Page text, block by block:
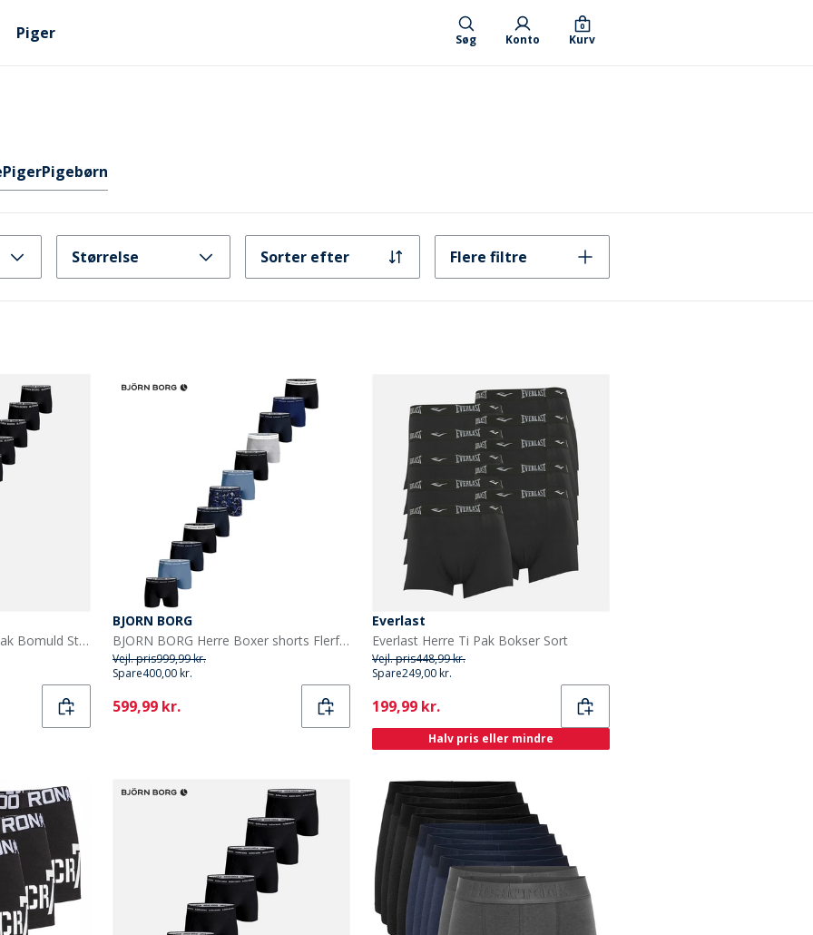
Piger Søg Konto Kurv
0
PigerPigebørn
Størrelse Sorter efter Flere filtre
BJORN BORG Herre 12-pak Bomuld Stretch Boxers Multipack 1
BJORN BORG
BJORN BORG Herre Boxer shorts Flerfarvet
Vejl. pris999,99 kr.
Spare400,00 kr.
Current
599,99 kr.
Everlast
Everlast Herre Ti Pak Bokser Sort
Vejl. pris448,99 kr.
Spare249,00 kr.
Current
199,99 kr.
Halv pris eller mindre